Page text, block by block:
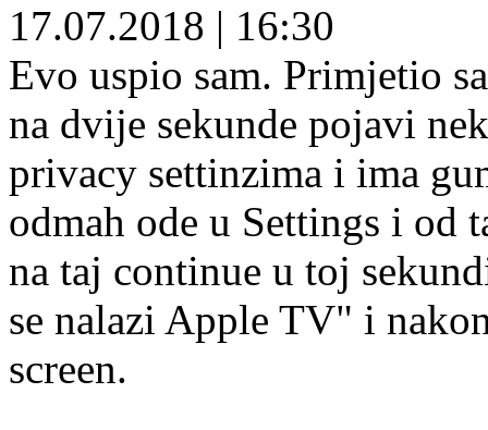
17.07.2018 | 16:30
Evo uspio sam. Primjetio
na dvije sekunde pojavi
privacy settinzima i ima
odmah ode u Settings i od
na taj continue u toj
se nalazi Apple TV" i
screen.